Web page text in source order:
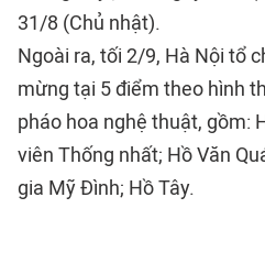
31/8 (Chủ nhật).
Ngoài ra, tối 2/9, Hà Nội tổ
mừng tại 5 điểm theo hình
pháo hoa nghệ thuật, gồm:
viên Thống nhất; Hồ Văn
gia Mỹ Đình; Hồ Tây.